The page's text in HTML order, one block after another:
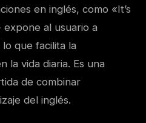
en inglés, como «It’s
al usuario a
que facilita la
la vida diaria. Es una
de combinar
del inglés.